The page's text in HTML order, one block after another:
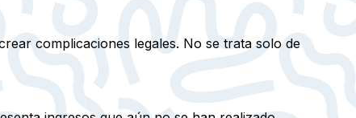
complicaciones legales. No se trata solo de